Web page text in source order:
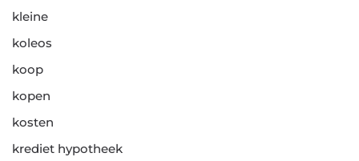
kleine
koleos
koop
kopen
kosten
krediet hypotheek